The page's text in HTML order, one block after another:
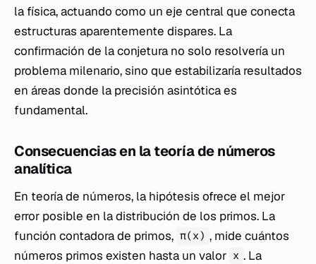
la física, actuando como un eje central que conecta
estructuras aparentemente dispares. La
confirmación de la conjetura no solo resolvería un
problema milenario, sino que estabilizaría resultados
en áreas donde la precisión asintótica es
fundamental.
Consecuencias en la teoría de números
analítica
En teoría de números, la hipótesis ofrece el mejor
error posible en la distribución de los primos. La
función contadora de primos, π(x) , mide cuántos
números primos existen hasta un valor x . La